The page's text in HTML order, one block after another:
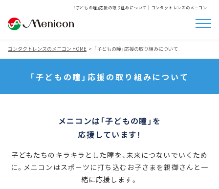
「子どもの瞳」応援の取り組みについて | コンタクトレンズのメニコン
コンタクトレンズのメニコン HOME 「子どもの瞳」応援の取り組みについて
「子どもの瞳」応援の取り組みについて
メニコンは「子どもの瞳」を
応援しています！
子どもたちのキラキラとした瞳を、未来につないでいくため
に。 メニコンはスポーツに打ち込むお子さまを親御さんと一
緒に応援します。